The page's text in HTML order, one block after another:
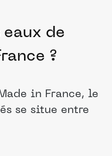
de
?
in France, le
se situe entre